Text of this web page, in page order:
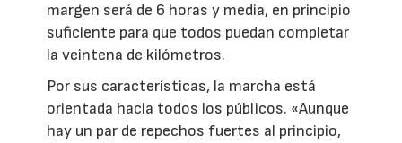
margen será de 6 horas y media, en principio
suficiente para que todos puedan completar
la veintena de kilómetros.
Por sus características, la marcha está
orientada hacia todos los públicos. «Aunque
hay un par de repechos fuertes al principio,